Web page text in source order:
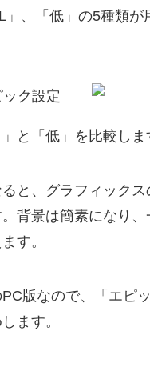
」、「低」の5種類が
」と「低」を比較しま
ると、グラフィック
背景は簡素になり、
す。
版なので、「エピ
ます。